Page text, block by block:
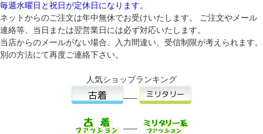
毎週水曜日と祝日が定休日になります。
ネットからのご注文は年中無休でお受けいたします。 ご注文やメール
連絡等、当日または翌営業日には必ず対応いたします。
当店からのメールがない場合、入力間違い、受信制限が考えられます。
別の方法にて再度ご連絡下さい。
人気ショップランキング